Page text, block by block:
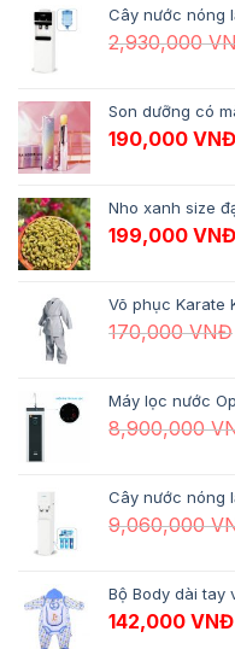
Cây nước nóng
2,930,000
Son dưỡng có
190,000 VNĐ
Nho xanh size
199,000 VNĐ
Võ phục Karate
170,000VNĐ
Máy lọc nước
8,900,000
Cây nước nóng
9,060,000
Bộ Body dài tay
142,000 VNĐ